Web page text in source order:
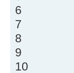
6
7
8
9
10